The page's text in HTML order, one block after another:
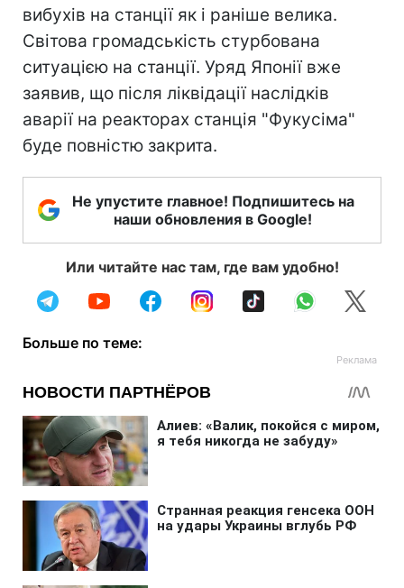
вибухів на станції як і раніше велика.
Світова громадськість стурбована
ситуацією на станції. Уряд Японії вже
заявив, що після ліквідації наслідків
аварії на реакторах станція "Фукусіма"
буде повністю закрита.
Не упустите главное! Подпишитесь на
наши обновления в Google!
Или читайте нас там, где вам удобно!
Больше по теме: